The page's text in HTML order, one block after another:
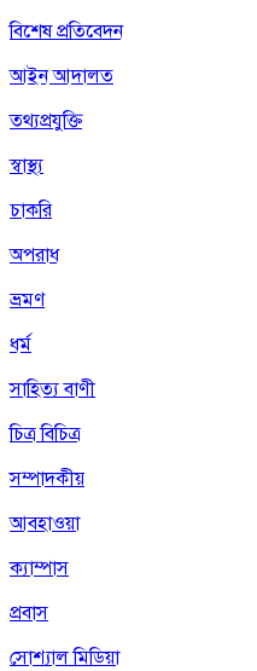
বিশেষ প্রতিবেদন
আইন আদালত
তথ্যপ্রযুক্তি
স্বাস্থ্য
চাকরি
অপরাধ
ভ্রমণ
ধর্ম
সাহিত্য বাণী
চিত্র বিচিত্র
সম্পাদকীয়
আবহাওয়া
ক্যাম্পাস
প্রবাস
সোশ্যাল মিডিয়া